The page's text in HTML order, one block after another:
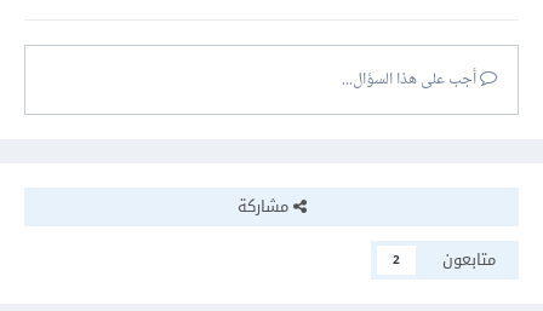
أجب على هذا السؤال...
مشاركة
متابعون
2